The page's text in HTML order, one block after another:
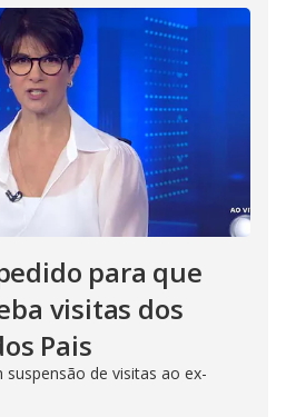
para que
visitas dos
Pais
de visitas ao ex-